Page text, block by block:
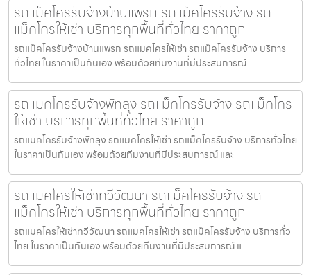
รถแม็คโครรับจ้างบ้านแพรก รถแม็คโครรับจ้าง รถ
แม็คโครให้เช่า บริการทุกพื้นที่ทั่วไทย ราคาถูก
รถแม็คโครรับจ้างบ้านแพรก รถแมคโครให้เช่า รถแม็คโครรับจ้าง บริการ
ทั่วไทย ในราคาเป็นกันเอง พร้อมด้วยทีมงานที่มีประสบการณ์
รถแมคโครรับจ้างพัทลุง รถแม็คโครรับจ้าง รถแม็คโคร
ให้เช่า บริการทุกพื้นที่ทั่วไทย ราคาถูก
รถแมคโครรับจ้างพัทลุง รถแมคโครให้เช่า รถแม็คโครรับจ้าง บริการทั่วไทย
ในราคาเป็นกันเอง พร้อมด้วยทีมงานที่มีประสบการณ์ และ
รถแมคโครให้เช่าทวีวัฒนา รถแม็คโครรับจ้าง รถ
แม็คโครให้เช่า บริการทุกพื้นที่ทั่วไทย ราคาถูก
รถแมคโครให้เช่าทวีวัฒนา รถแมคโครให้เช่า รถแม็คโครรับจ้าง บริการทั่ว
ไทย ในราคาเป็นกันเอง พร้อมด้วยทีมงานที่มีประสบการณ์ แ